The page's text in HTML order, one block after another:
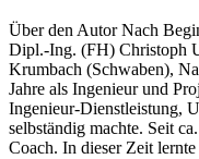
Über den Autor Nach
Dipl.-Ing. (FH) Christoph
Krumbach (Schwaben),
Jahre als Ingenieur und
Ingenieur-Dienstleistung,
selbständig machte. Seit
Coach. In dieser Zeit